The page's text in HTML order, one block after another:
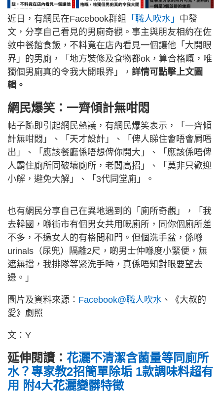
近日，有網民在Facebook群組 「職人吹水」 中發
文，分享自己看見的男廁奇觀。事主與朋友相約在佐
敦中餐館食飯，不料竟在店內看見一個讓他「大開眼
界」的男廁，「地方裝修及食物都ok，算合格嘅，唯
獨個男廁真的令我大開眼界」， 詳情可點擊上文圖
輯。
網民爆笑：一齊傾計無咁悶
帖子隨即引起網民熱議，有網民爆笑表示，「一齊傾
計無咁悶」、「天才設計」、「俾人睇住會唔會屙唔
出」、「應該餐廳係唔想俾你開大」、「應該係唔俾
人霸住廁所同破壞廁所，老闆高招」、「莫非只歡迎
小解，避免大解」、「3代同堂廁」。
也有網民分享自己在異地遇到的「廁所奇觀」，「我
去韓國，喺街市有個男女共用嘅廁所，同你個廁所差
不多，不過女人的有格間和門。但個洗手盆，係喺
urinals（尿兜）隔離2尺，啲男士仲喺度小緊便，無
遮無擋，我排隊等緊洗手時，真係唔知對眼要望去
邊。」
圖片及資料來源： Facebook@職人吹水 、《大叔的
愛》劇照
文：Y
延伸閱讀： 花灑不清潔含菌量等同廁所
水？專家教2招簡單除垢 1款調味料超有
用 附4大花灑變髒特徵